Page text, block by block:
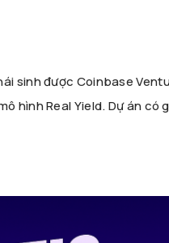
sinh được Coinbase
hình Real Yield. Dự án